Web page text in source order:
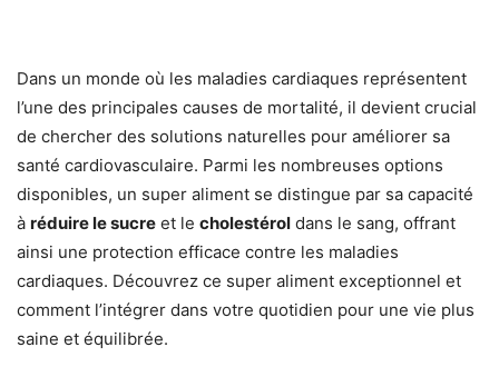
Dans un monde où les maladies cardiaques représentent
l’une des principales causes de mortalité, il devient crucial
de chercher des solutions naturelles pour améliorer sa
santé cardiovasculaire. Parmi les nombreuses options
disponibles, un super aliment se distingue par sa capacité
à réduire le sucre et le cholestérol dans le sang, offrant
ainsi une protection efficace contre les maladies
cardiaques. Découvrez ce super aliment exceptionnel et
comment l’intégrer dans votre quotidien pour une vie plus
saine et équilibrée.